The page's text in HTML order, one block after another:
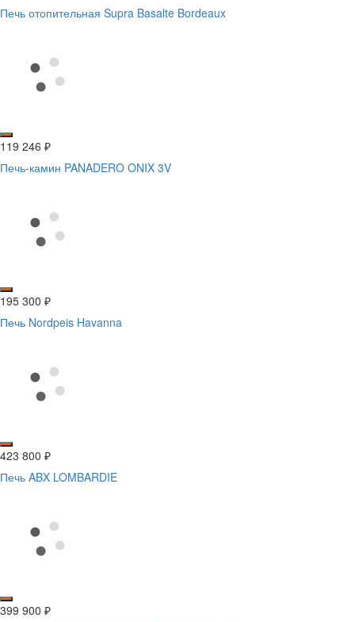
Печь отопительная Supra Basalte Bordeaux
119 246 ₽
Печь-камин PANADERO ONIX 3V
195 300 ₽
Печь Nordpeis Havanna
423 800 ₽
Печь ABX LOMBARDIE
399 900 ₽